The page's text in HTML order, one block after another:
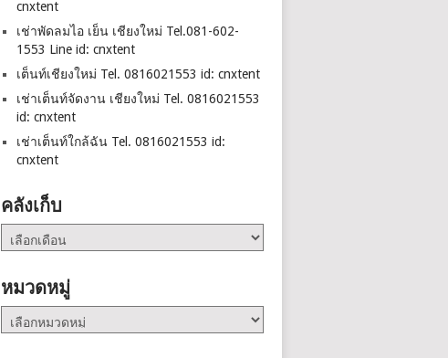
cnxtent
เช่าพัดลมไอ เย็น เชียงใหม่ Tel.081-602-
1553 Line id: cnxtent
เต็นท์เชียงใหม่ Tel. 0816021553 id: cnxtent
เช่าเต็นท์จัดงาน เชียงใหม่ Tel. 0816021553
id: cnxtent
เช่าเต็นท์ใกล้ฉัน Tel. 0816021553 id:
cnxtent
คลังเก็บ
คลัง
เก็บ
หมวดหมู่
หมวด
หมู่